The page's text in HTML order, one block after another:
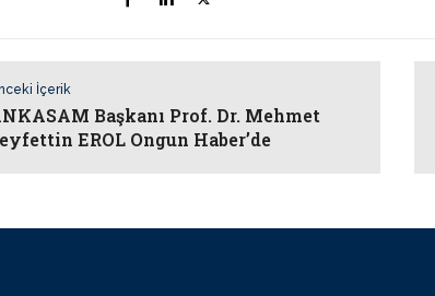
İçerik
Başkanı Prof. Dr. Mehmet
EROL Ongun Haber’de